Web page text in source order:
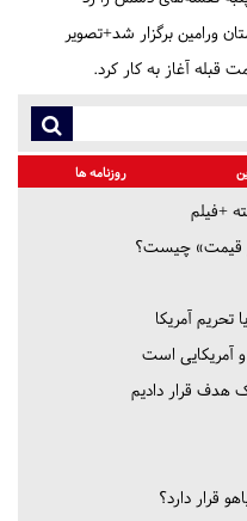
ورامین برگزار شد+تصویر
قبله آغاز به کار کرد.
روزنامه ها
هر قیمت» چیست؟
تحریم‌ آمریکا
آمریکایی است
هدف قرار دادیم
قرار دارد؟